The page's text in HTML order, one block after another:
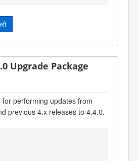
Upgrade Package
performing updates from
previous 4.x releases to 4.4.0.